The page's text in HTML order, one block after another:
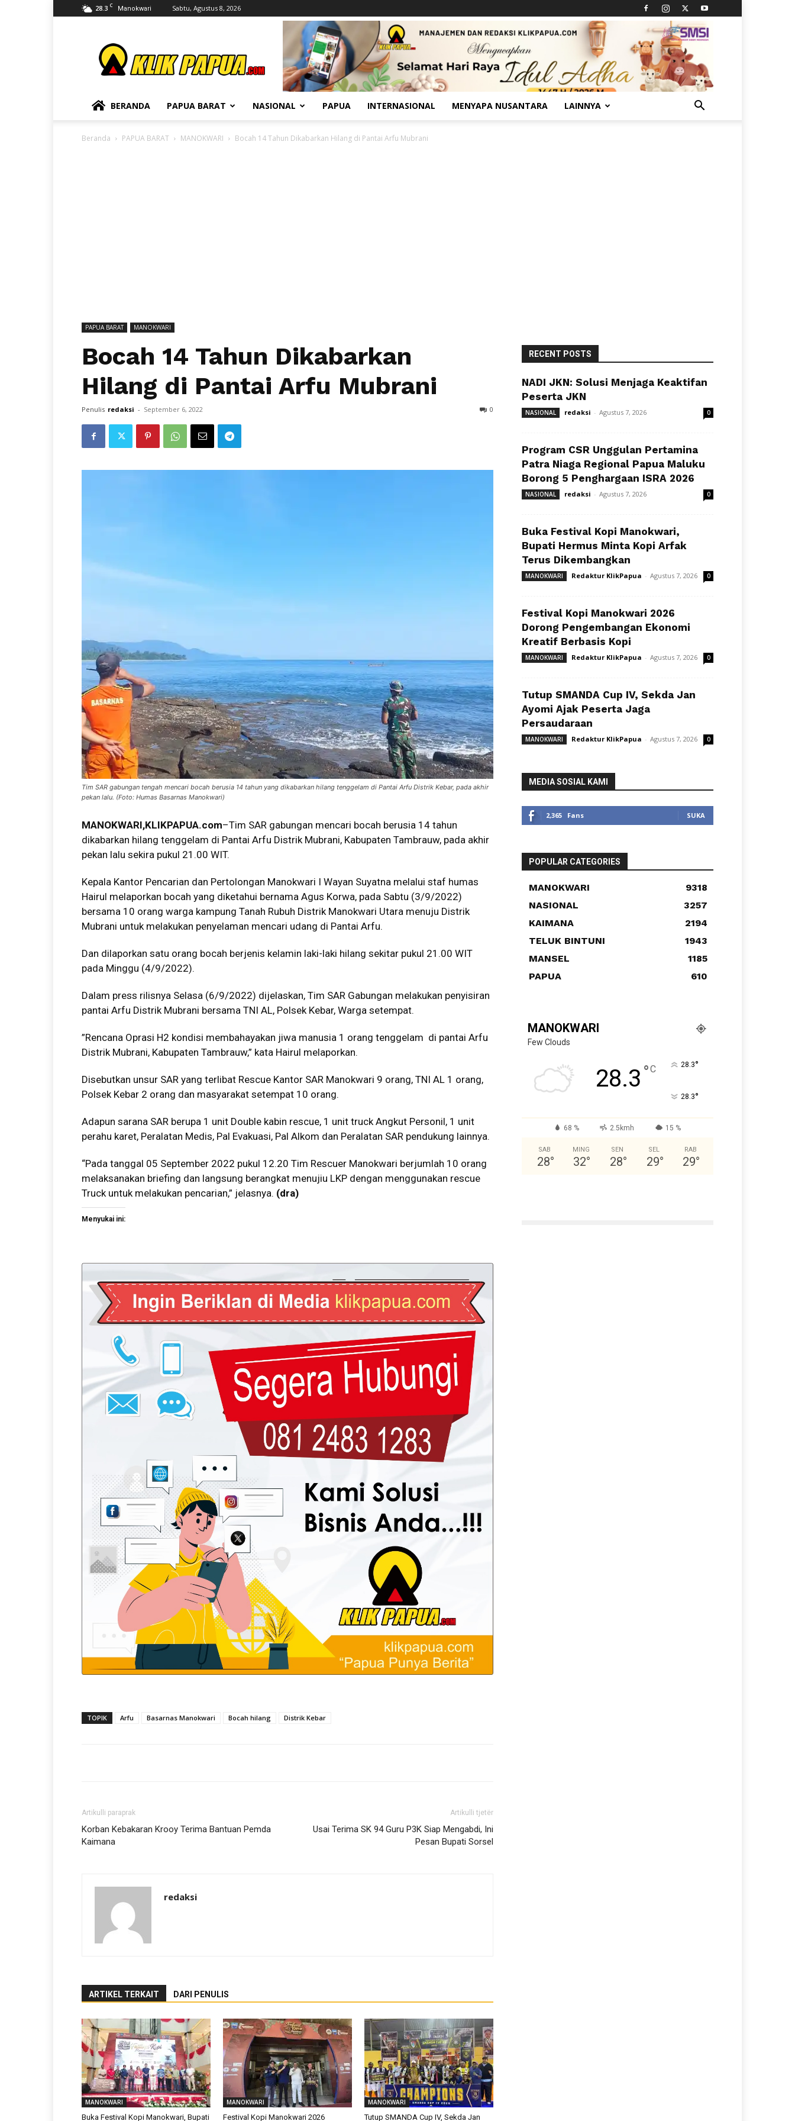
28.3 C Manokwari Sabtu, Agustus 8, 2026
BERANDA PAPUA BARAT NASIONAL PAPUA INTERNASIONAL MENYAPA NUSANTARA LAINNYA
Beranda PAPUA BARAT MANOKWARI Bocah 14 Tahun Dikabarkan Hilang di Pantai Arfu Mubrani
PAPUA BARAT MANOKWARI
Bocah 14 Tahun Dikabarkan
Hilang di Pantai Arfu Mubrani
Penulis redaksi - September 6, 2022 0
Tim SAR gabungan tengah mencari bocah berusia 14 tahun yang dikabarkan hilang tenggelam di Pantai Arfu Distrik Kebar, pada akhir
pekan lalu. (Foto: Humas Basarnas Manokwari)
MANOKWARI,KLIKPAPUA.com–Tim SAR gabungan mencari bocah berusia 14 tahun
dikabarkan hilang tenggelam di Pantai Arfu Distrik Mubrani, Kabupaten Tambrauw, pada akhir
pekan lalu sekira pukul 21.00 WIT.
Kepala Kantor Pencarian dan Pertolongan Manokwari I Wayan Suyatna melalui staf humas
Hairul melaporkan bocah yang diketahui bernama Agus Korwa, pada Sabtu (3/9/2022)
bersama 10 orang warga kampung Tanah Rubuh Distrik Manokwari Utara menuju Distrik
Mubrani untuk melakukan penyelaman mencari udang di Pantai Arfu.
Dan dilaporkan satu orang bocah berjenis kelamin laki-laki hilang sekitar pukul 21.00 WIT
pada Minggu (4/9/2022).
Dalam press rilisnya Selasa (6/9/2022) dijelaskan, Tim SAR Gabungan melakukan penyisiran
pantai Arfu Distrik Mubrani bersama TNI AL, Polsek Kebar, Warga setempat.
”Rencana Oprasi H2 kondisi membahayakan jiwa manusia 1 orang tenggelam di pantai Arfu
Distrik Mubrani, Kabupaten Tambrauw,” kata Hairul melaporkan.
Disebutkan unsur SAR yang terlibat Rescue Kantor SAR Manokwari 9 orang, TNI AL 1 orang,
Polsek Kebar 2 orang dan masyarakat setempat 10 orang.
Adapun sarana SAR berupa 1 unit Double kabin rescue, 1 unit truck Angkut Personil, 1 unit
perahu karet, Peralatan Medis, Pal Evakuasi, Pal Alkom dan Peralatan SAR pendukung lainnya.
“Pada tanggal 05 September 2022 pukul 12.20 Tim Rescuer Manokwari berjumlah 10 orang
melaksanakan briefing dan langsung berangkat menujiu LKP dengan menggunakan rescue
Truck untuk melakukan pencarian,” jelasnya. (dra)
Menyukai ini:
TOPIK Arfu Basarnas Manokwari Bocah hilang Distrik Kebar
Artikulli paraprak
Korban Kebakaran Krooy Terima Bantuan Pemda
Kaimana
Artikulli tjetër
Usai Terima SK 94 Guru P3K Siap Mengabdi, Ini
Pesan Bupati Sorsel
redaksi
ARTIKEL TERKAIT DARI PENULIS
MANOKWARI
Buka Festival Kopi Manokwari, Bupati
MANOKWARI
Festival Kopi Manokwari 2026
MANOKWARI
Tutup SMANDA Cup IV, Sekda Jan
RECENT POSTS
NADI JKN: Solusi Menjaga Keaktifan
Peserta JKN
NASIONAL redaksi - Agustus 7, 2026 0
Program CSR Unggulan Pertamina
Patra Niaga Regional Papua Maluku
Borong 5 Penghargaan ISRA 2026
NASIONAL redaksi - Agustus 7, 2026 0
Buka Festival Kopi Manokwari,
Bupati Hermus Minta Kopi Arfak
Terus Dikembangkan
MANOKWARI Redaktur KlikPapua - Agustus 7, 2026 0
Festival Kopi Manokwari 2026
Dorong Pengembangan Ekonomi
Kreatif Berbasis Kopi
MANOKWARI Redaktur KlikPapua - Agustus 7, 2026 0
Tutup SMANDA Cup IV, Sekda Jan
Ayomi Ajak Peserta Jaga
Persaudaraan
MANOKWARI Redaktur KlikPapua - Agustus 7, 2026 0
MEDIA SOSIAL KAMI
2,365 Fans SUKA
POPULAR CATEGORIES
MANOKWARI
9318
NASIONAL
3257
KAIMANA
2194
TELUK BINTUNI
1943
MANSEL
1185
PAPUA
610
MANOKWARI
Few Clouds
28.3 °C 28.3°
28.3°
68 % 2.5kmh 15 %
SAB
28°
MING
32°
SEN
28°
SEL
29°
RAB
29°